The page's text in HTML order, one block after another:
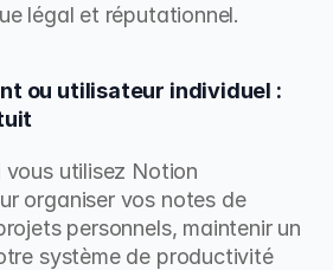
légal et réputationnel.
ou utilisateur individuel :
utilisez Notion
organiser vos notes de
personnels, maintenir un
système de productivité